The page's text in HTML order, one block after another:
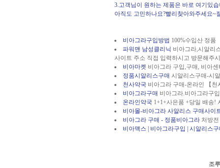
3.고객님이 원하는 제품은 바로 여기있습
아직도 고민하나요?빨리찾아와주세요~
비아그라구입방법 100%수입산 정품
파워맨 남성클리닉 비아그라,시알리
사이트 주소 직접 입력하시고 방문해주
비아마켓 비아그라 구입,구매, 비아
정품시알리스구매 시알리스구매-시
천사약국 비아그라 구매-온라인 【천
비아그라구매 비아그라.비아그라구
온라인약국 1+1+사은품 +당일 배송!
비아몰-비아그라 사알리스 구매사이
비아그라 구매 - 정품비아그라처방전
비아맥스 | 비아그라구입 | 시알리스구
조